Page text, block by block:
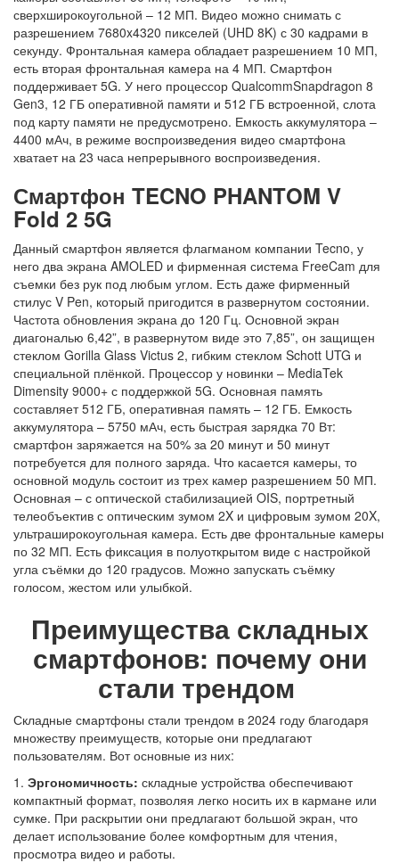
сверхширокоугольной – 12 МП. Видео можно снимать с
разрешением 7680x4320 пикселей (UHD 8K) с 30 кадрами в
секунду. Фронтальная камера обладает разрешением 10 МП,
есть вторая фронтальная камера на 4 МП. Смартфон
поддерживает 5G. У него процессор QualcommSnapdragon 8
Gen3, 12 ГБ оперативной памяти и 512 ГБ встроенной, слота
под карту памяти не предусмотрено. Емкость аккумулятора –
4400 мАч, в режиме воспроизведения видео смартфона
хватает на 23 часа непрерывного воспроизведения.
Смартфон TECNO PHANTOM V
Fold 2 5G
Данный смартфон является флагманом компании Tecno, у
него два экрана AMOLED и фирменная система FreeCam для
съемки без рук под любым углом. Есть даже фирменный
стилус V Pen, который пригодится в развернутом состоянии.
Частота обновления экрана до 120 Гц. Основной экран
диагональю 6,42”, в развернутом виде это 7,85”, он защищен
стеклом Gorilla Glass Victus 2, гибким стеклом Schott UTG и
специальной плёнкой. Процессор у новинки – MediaTek
Dimensity 9000+ с поддержкой 5G. Основная память
составляет 512 ГБ, оперативная память – 12 ГБ. Емкость
аккумулятора – 5750 мАч, есть быстрая зарядка 70 Вт:
смартфон заряжается на 50% за 20 минут и 50 минут
потребуется для полного заряда. Что касается камеры, то
основной модуль состоит из трех камер разрешением 50 МП.
Основная – с оптической стабилизацией OIS, портретный
телеобъектив с оптическим зумом 2X и цифровым зумом 20X,
ультраширокоугольная камера. Есть две фронтальные камеры
по 32 МП. Есть фиксация в полуоткрытом виде с настройкой
угла съёмки до 120 градусов. Можно запускать съёмку
голосом, жестом или улыбкой.
Преимущества складных
смартфонов: почему они
стали трендом
Складные смартфоны стали трендом в 2024 году благодаря
множеству преимуществ, которые они предлагают
пользователям. Вот основные из них:
1. Эргономичность: складные устройства обеспечивают
компактный формат, позволяя легко носить их в кармане или
сумке. При раскрытии они предлагают большой экран, что
делает использование более комфортным для чтения,
просмотра видео и работы.